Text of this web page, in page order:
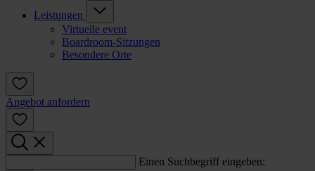
Leistungen
Virtuelle event
Boardroom-Sitzungen
Besondere Orte
Angebot anfordern
Einen Suchbegriff eingeben: